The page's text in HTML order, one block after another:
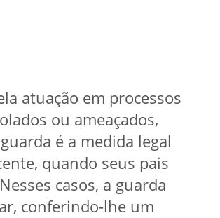
atuação em processos
ou ameaçados,
é a medida legal
quando seus pais
casos, a guarda
conferindo-lhe um